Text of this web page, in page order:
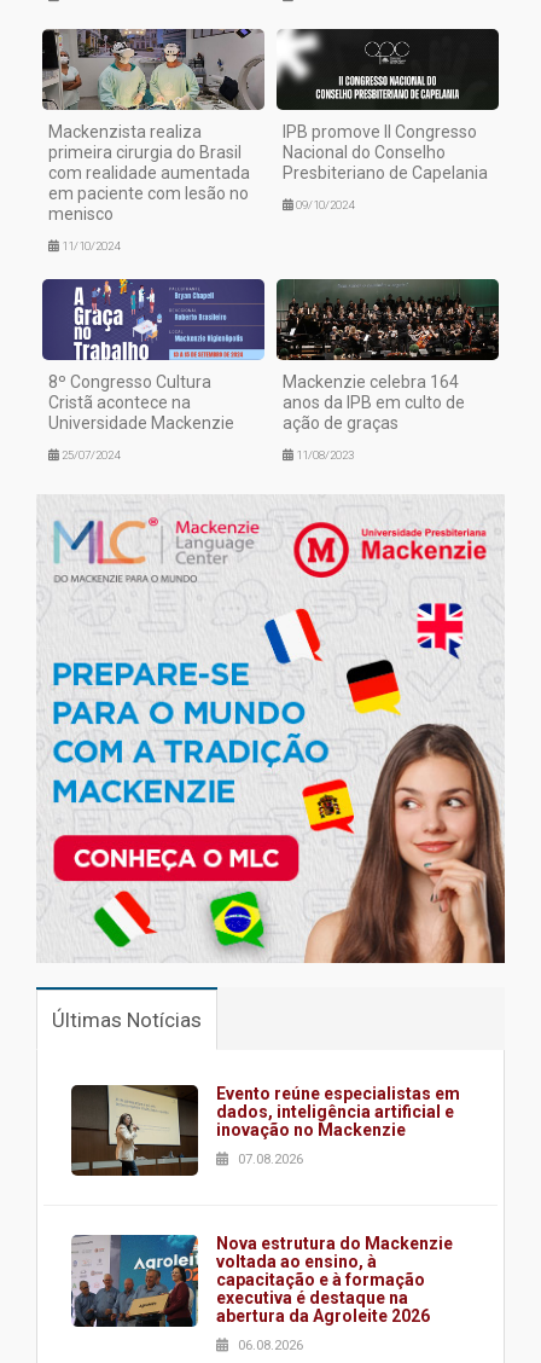
Mackenzista realiza
primeira cirurgia do Brasil
com realidade aumentada
em paciente com lesão no
menisco
11/10/2024
IPB promove II Congresso
Nacional do Conselho
Presbiteriano de Capelania
09/10/2024
8º Congresso Cultura
Cristã acontece na
Universidade Mackenzie
25/07/2024
Mackenzie celebra 164
anos da IPB em culto de
ação de graças
11/08/2023
Últimas Notícias
Evento reúne especialistas em
dados, inteligência artificial e
inovação no Mackenzie
07.08.2026
Nova estrutura do Mackenzie
voltada ao ensino, à
capacitação e à formação
executiva é destaque na
abertura da Agroleite 2026
06.08.2026